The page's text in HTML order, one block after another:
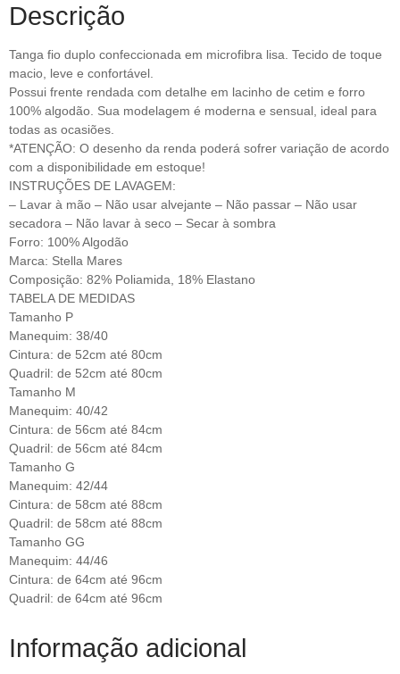
Descrição
Tanga fio duplo confeccionada em microfibra lisa. Tecido de toque
macio, leve e confortável.
Possui frente rendada com detalhe em lacinho de cetim e forro
100% algodão. Sua modelagem é moderna e sensual, ideal para
todas as ocasiões.
*ATENÇÃO: O desenho da renda poderá sofrer variação de acordo
com a disponibilidade em estoque!
INSTRUÇÕES DE LAVAGEM:
– Lavar à mão – Não usar alvejante – Não passar – Não usar
secadora – Não lavar à seco – Secar à sombra
Forro: 100% Algodão
Marca: Stella Mares
Composição: 82% Poliamida, 18% Elastano
TABELA DE MEDIDAS
Tamanho P
Manequim: 38/40
Cintura: de 52cm até 80cm
Quadril: de 52cm até 80cm
Tamanho M
Manequim: 40/42
Cintura: de 56cm até 84cm
Quadril: de 56cm até 84cm
Tamanho G
Manequim: 42/44
Cintura: de 58cm até 88cm
Quadril: de 58cm até 88cm
Tamanho GG
Manequim: 44/46
Cintura: de 64cm até 96cm
Quadril: de 64cm até 96cm
Informação adicional